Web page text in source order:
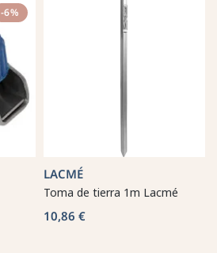
-6%
LACMÉ
Toma de tierra 1m Lacmé
10,86 €